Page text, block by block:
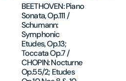
BEETHOVEN: Piano
Sonata, Op.111 /
Schumann:
Symphonic
Etudes, Op.13;
Toccata Op.7 /
CHOPIN: Nocturne
Op.55/2; Etudes